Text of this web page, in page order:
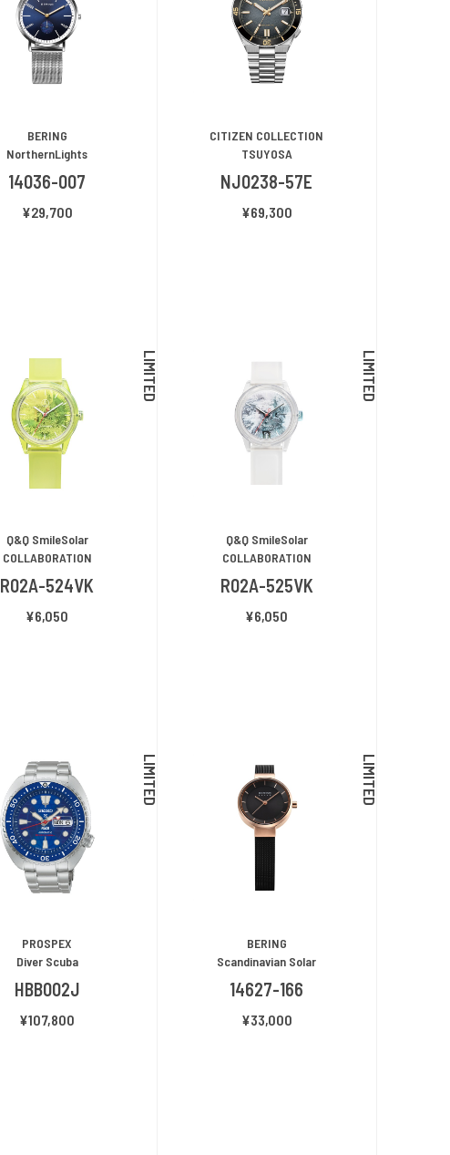
BERING
NorthernLights
14036-007
¥29,700
CITIZEN COLLECTION
TSUYOSA
NJ0238-57E
¥69,300
LIMITED
Q&Q SmileSolar
COLLABORATION
R02A-524VK
¥6,050
LIMITED
Q&Q SmileSolar
COLLABORATION
R02A-525VK
¥6,050
LIMITED
PROSPEX
Diver Scuba
HBB002J
¥107,800
LIMITED
BERING
Scandinavian Solar
14627-166
¥33,000